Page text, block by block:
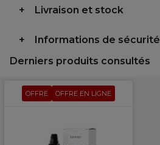
Livraison et stock
Informations de sécurité
Derniers produits consultés
OFFRE OFFRE EN LIGNE